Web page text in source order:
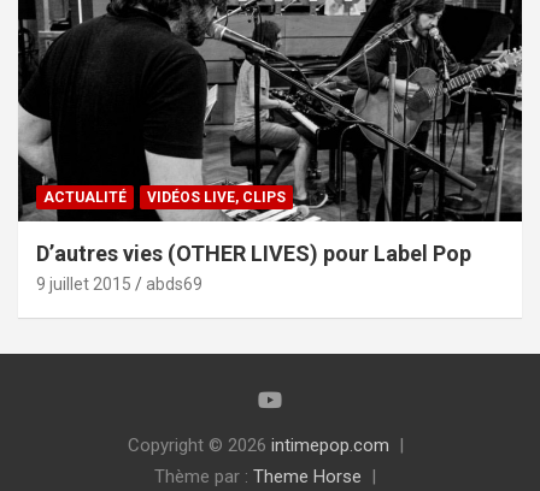
ACTUALITÉ VIDÉOS LIVE, CLIPS
D’autres vies (OTHER LIVES) pour Label Pop
9 juillet 2015 abds69
Copyright © 2026 intimepop.com
Thème par : Theme Horse